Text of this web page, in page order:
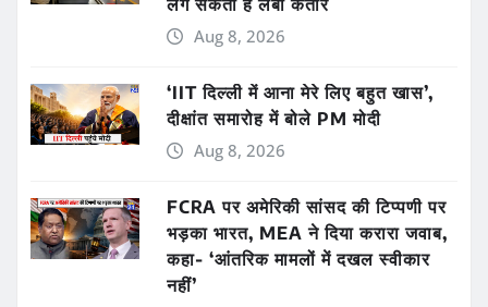
Aug 8, 2026
‘IIT दिल्ली में आना मेरे लिए बहुत खास’,
दीक्षांत समारोह में बोले PM मोदी
Aug 8, 2026
FCRA पर अमेरिकी सांसद की टिप्पणी पर
भड़का भारत, MEA ने दिया करारा जवाब,
कहा- ‘आंतरिक मामलों में दखल स्वीकार
नहीं’